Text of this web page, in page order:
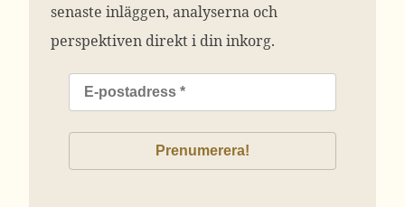
senaste inläggen, analyserna och
perspektiven direkt i din inkorg.